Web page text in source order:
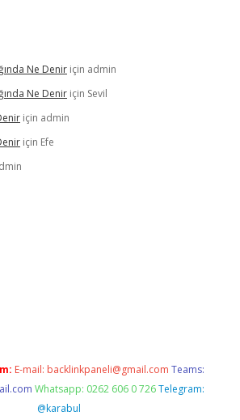
Ne Denir için admin
Ne Denir için Sevil
için admin
için Efe
E-mail: backlinkpaneli@gmail.com Teams:
Whatsapp: 0262 606 0 726 Telegram:
@karabul